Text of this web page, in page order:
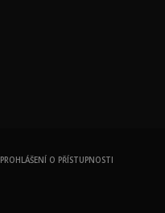
PROHLÁŠENÍ O PŘÍSTUPNOSTI